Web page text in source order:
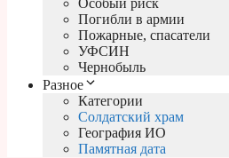
Особый риск
Погибли в армии
Пожарные, спасатели
УФСИН
Чернобыль
Разное
Категории
Солдатский храм
География ИО
Памятная дата